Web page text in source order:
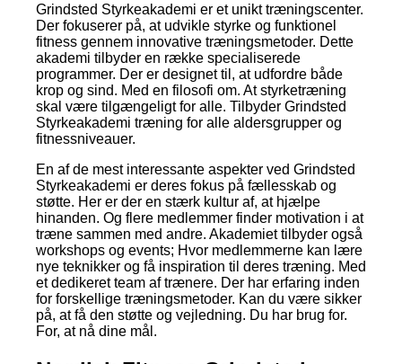
Grindsted Styrkeakademi er et unikt træningscenter.
Der fokuserer på, at udvikle styrke og funktionel
fitness gennem innovative træningsmetoder. Dette
akademi tilbyder en række specialiserede
programmer. Der er designet til, at udfordre både
krop og sind. Med en filosofi om. At styrketræning
skal være tilgængeligt for alle. Tilbyder Grindsted
Styrkeakademi træning for alle aldersgrupper og
fitnessniveauer.
En af de mest interessante aspekter ved Grindsted
Styrkeakademi er deres fokus på fællesskab og
støtte. Her er der en stærk kultur af, at hjælpe
hinanden. Og flere medlemmer finder motivation i at
træne sammen med andre. Akademiet tilbyder også
workshops og events; Hvor medlemmerne kan lære
nye teknikker og få inspiration til deres træning. Med
et dedikeret team af trænere. Der har erfaring inden
for forskellige træningsmetoder. Kan du være sikker
på, at få den støtte og vejledning. Du har brug for.
For, at nå dine mål.